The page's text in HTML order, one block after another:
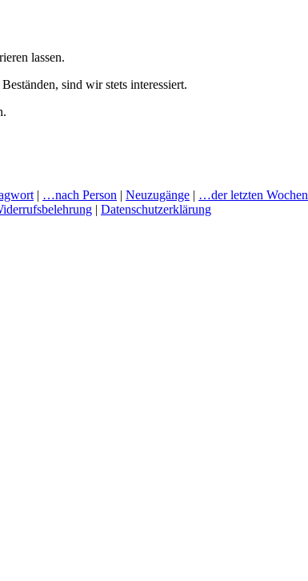
lassen.
sind wir stets interessiert.
| …nach Person | Neuzugänge | …der letzten Wochen
| Datenschutzerklärung